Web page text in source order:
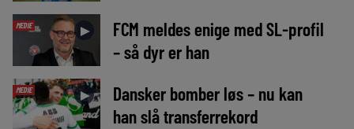
MEDIE ►
FCM meldes enige med SL-profil
– så dyr er han
MEDIE ►
Dansker bomber løs – nu kan
han slå transferrekord